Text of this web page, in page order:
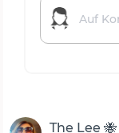
The Lee 🐝